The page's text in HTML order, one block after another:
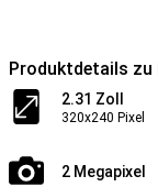
Produktdetails zu
2.31 Zoll
320x240 Pixel
2 Megapixel